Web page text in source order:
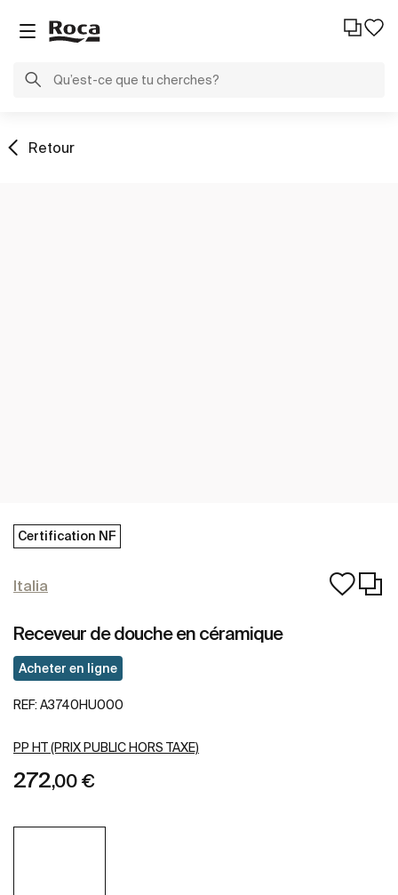
Retour
Certification NF
Italia
Receveur de douche en céramique
Acheter en ligne
REF: A3740HU000
PP HT (PRIX PUBLIC HORS TAXE)
272,00 €